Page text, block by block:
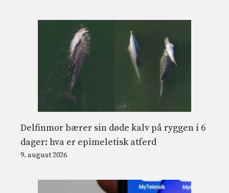
Delfinmor bærer sin døde kalv på ryggen i 6
dager: hva er epimeletisk atferd
9. august 2026